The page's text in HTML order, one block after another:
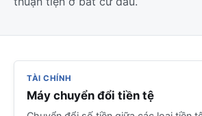
TÀI CHÍNH
Máy chuyển đổi tiền tệ